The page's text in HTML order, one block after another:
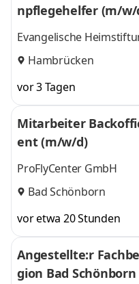
npflegehelfer (m/w/
Evangelische
Hambrücken
vor 3 Tagen
Mitarbeiter
ent (m/w/d)
ProFlyCenter GmbH
Bad Schönborn
vor etwa 20 Stunden
Angestellte:r
gion Bad